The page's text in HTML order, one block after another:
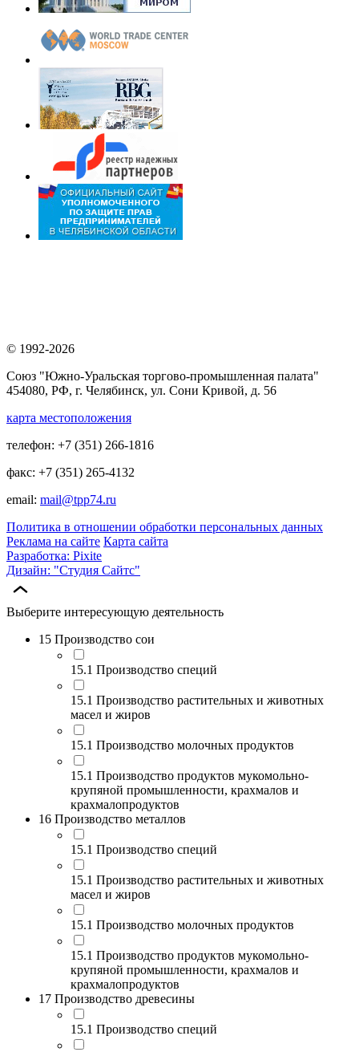
© 1992-2026
Союз "Южно-Уральская торгово-промышленная палата"
454080, РФ, г. Челябинск, ул. Сони Кривой, д. 56
карта местоположения
телефон: +7 (351) 266-1816
факс: +7 (351) 265-4132
email: mail@tpp74.ru
Политика в отношении обработки персональных данных
Реклама на сайте Карта сайта
Разработка: Pixite
Дизайн: "Студия Сайтс"
Выберите интересующую деятельность
15 Производство сои
15.1 Производство специй
15.1 Производство растительных и животных
масел и жиров
15.1 Производство молочных продуктов
15.1 Производство продуктов мукомольно-
крупяной промышленности, крахмалов и
крахмалопродуктов
16 Производство металлов
15.1 Производство специй
15.1 Производство растительных и животных
масел и жиров
15.1 Производство молочных продуктов
15.1 Производство продуктов мукомольно-
крупяной промышленности, крахмалов и
крахмалопродуктов
17 Производство древесины
15.1 Производство специй